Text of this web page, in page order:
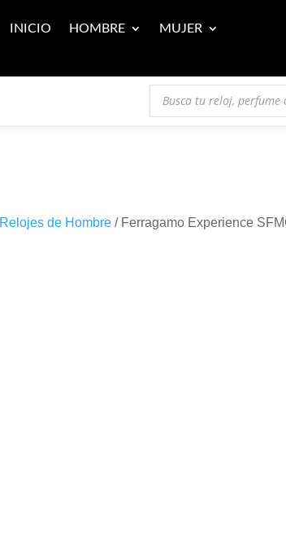
INICIO HOMBRE MUJER
Búsqueda
productos
Relojes de Hombre / Ferragamo Experience